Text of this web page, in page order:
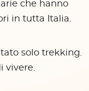
che hanno
in tutta Italia.
solo trekking.
vivere.